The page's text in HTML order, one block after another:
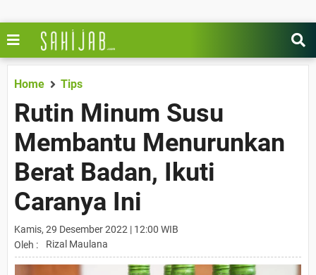
Home Tips
Rutin Minum Susu
Membantu Menurunkan
Berat Badan, Ikuti
Caranya Ini
Kamis, 29 Desember 2022 | 12:00 WIB
Oleh :
Rizal Maulana